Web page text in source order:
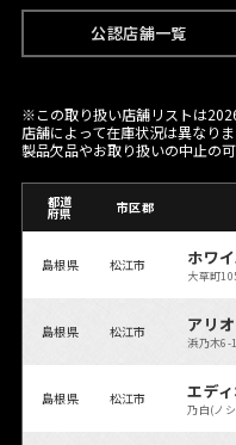
公認店舗一覧
※この取り扱い店舗リストは
店舗によって在庫状況は異なりま
製品欠品やお取り扱いの中止の
都道
府県 市区郡
島根県 松江市 ホワ
大草町
島根県 松江市 アリ
浜乃木6-
島根県 松江市 エデ
乃白(ノ